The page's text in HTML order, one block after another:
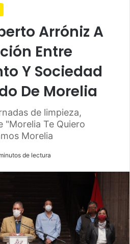
Arróniz A
Entre
Y Sociedad
De Morelia
de limpieza,
"Morelia Te Quiero
Morelia
de lectura